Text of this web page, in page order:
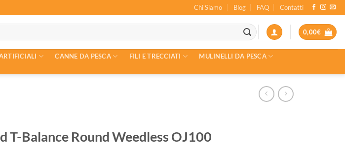
Chi Siamo Blog FAQ Contatti
0,00€
CANNE DA PESCA FILI E TRECCIATI
MULINELLI DA PESCA
T-Balance Round Weedless OJ100